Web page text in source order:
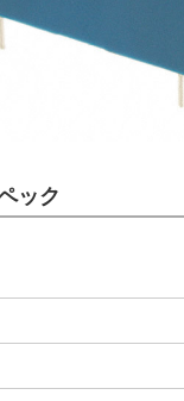
ック